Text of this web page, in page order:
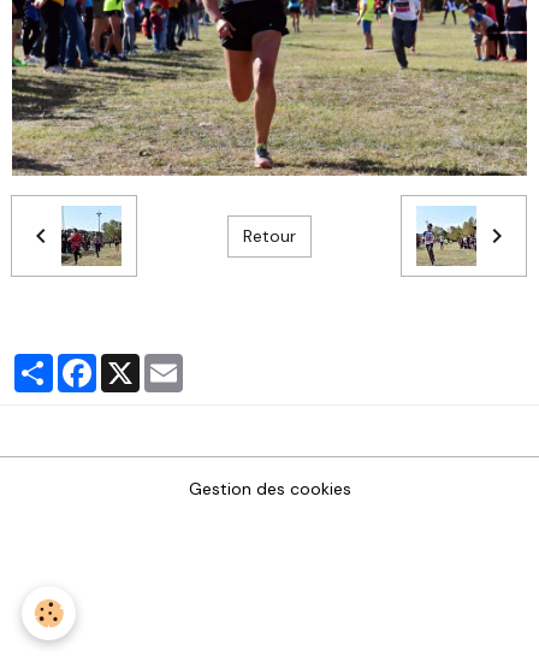
Retour
PartagerFacebook
X
Gestion des cookies